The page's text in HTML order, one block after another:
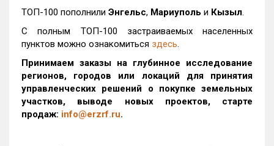
ТОП-100 пополнили Энгельс, Мариуполь и Кызыл.
С полным ТОП-100 застраиваемых населенных
пунктов можно ознакомиться здесь.
Принимаем заказы на глубинное исследование
регионов, городов или локаций для принятия
управленческих решений о покупке земельных
участков, выводе новых проектов, старте
продаж: info@erzrf.ru.